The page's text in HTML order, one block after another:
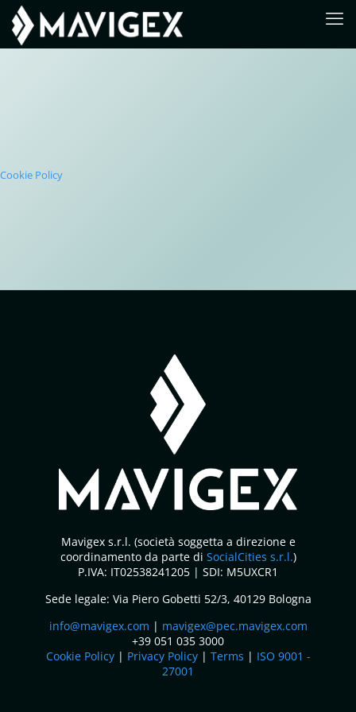
Cookie Policy
Mavigex s.r.l. (società soggetta a direzione e
coordinamento da parte di SocialCities s.r.l.)
P.IVA: IT02538241205 | SDI: M5UXCR1
Sede legale: Via Piero Gobetti 52/3, 40129 Bologna
info@mavigex.com | mavigex@pec.mavigex.com
+39 051 035 3000
Cookie Policy| Privacy Policy| Terms | ISO 9001 -
27001